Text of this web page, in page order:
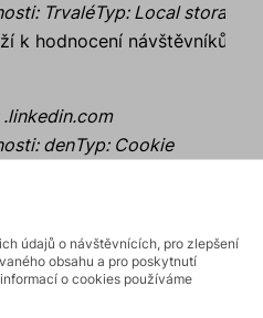
: TrvaléTyp: Local storage
k hodnocení návštěvníků
.linkedin.com
: denTyp: Cookie
značkami.
údajů o návštěvnících, pro zlepšení
obsahu a pro poskytnutí
o cookies používáme